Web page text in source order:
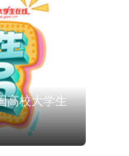
高校大学生